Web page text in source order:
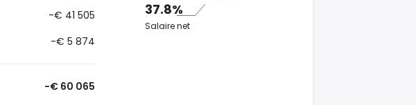
-€ 41 505
-€ 5 874
-€ 60 065
37.8%
Salaire net